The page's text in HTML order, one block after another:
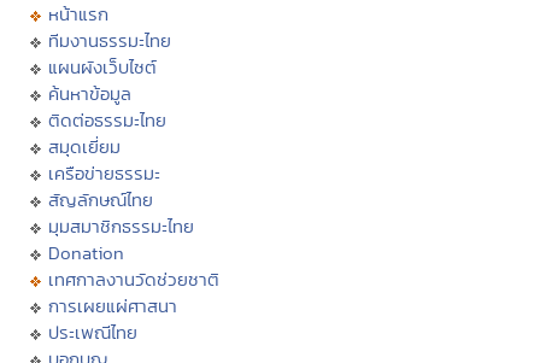
หน้าแรก
ทีมงานธรรมะไทย
แผนผังเว็บไซต์
ค้นหาข้อมูล
ติดต่อธรรมะไทย
สมุดเยี่ยม
เครือข่ายธรรมะ
สัญลักษณ์ไทย
มุมสมาชิกธรรมะไทย
Donation
เทศกาลงานวัดช่วยชาติ
การเผยแผ่ศาสนา
ประเพณีไทย